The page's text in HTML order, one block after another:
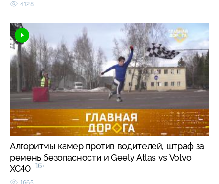
4128
Алгоритмы камер против водителей, штраф за
ремень безопасности и Geely Atlas vs Volvo
XC40 16+
1665